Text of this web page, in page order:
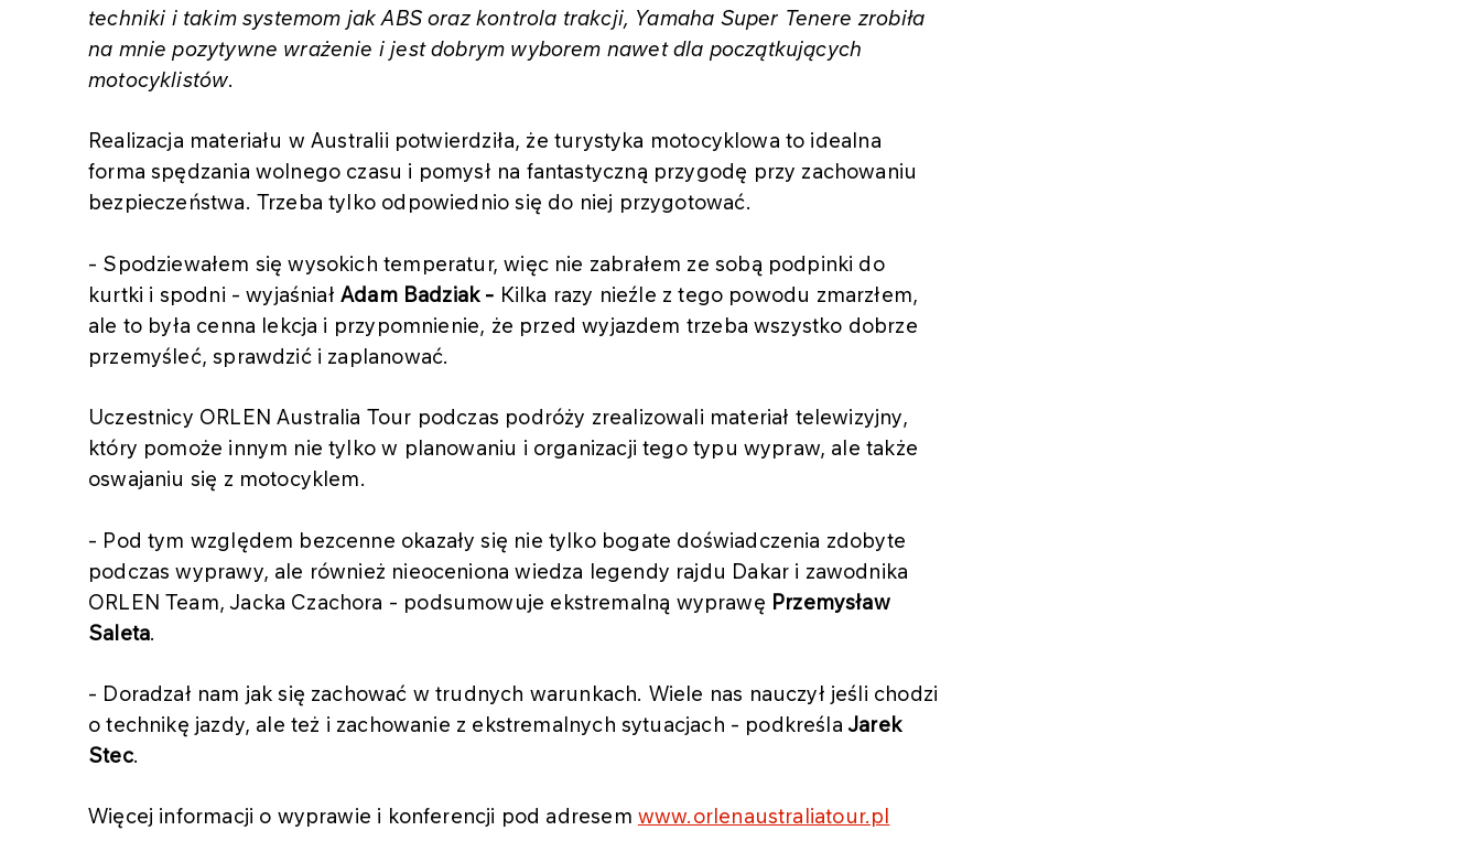
techniki i takim systemom jak ABS oraz kontrola trakcji, Yamaha Super Tenere zrobiła
na mnie pozytywne wrażenie i jest dobrym wyborem nawet dla początkujących
motocyklistów.
Realizacja materiału w Australii potwierdziła, że turystyka motocyklowa to idealna
forma spędzania wolnego czasu i pomysł na fantastyczną przygodę przy zachowaniu
bezpieczeństwa. Trzeba tylko odpowiednio się do niej przygotować.
- Spodziewałem się wysokich temperatur, więc nie zabrałem ze sobą podpinki do
kurtki i spodni - wyjaśniałAdam Badziak - Kilka razy nieźle z tego powodu zmarzłem,
ale to była cenna lekcja i przypomnienie, że przed wyjazdem trzeba wszystko dobrze
przemyśleć, sprawdzić i zaplanować.
Uczestnicy ORLEN Australia Tour podczas podróży zrealizowali materiał telewizyjny,
który pomoże innym nie tylko w planowaniu i organizacji tego typu wypraw, ale także
oswajaniu się z motocyklem.
- Pod tym względem bezcenne okazały się nie tylko bogate doświadczenia zdobyte
podczas wyprawy, ale również nieoceniona wiedza legendy rajdu Dakar i zawodnika
ORLEN Team, Jacka Czachora - podsumowuje ekstremalną wyprawę Przemysław
Saleta.
- Doradzał nam jak się zachować w trudnych warunkach. Wiele nas nauczył jeśli chodzi
o technikę jazdy, ale też i zachowanie z ekstremalnych sytuacjach - podkreślaJarek
Stec.
Więcej informacji o wyprawie i konferencji pod adresem www.orlenaustraliatour.pl